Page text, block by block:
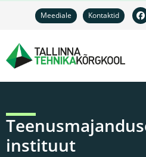
Meediale Kontaktid
instituut